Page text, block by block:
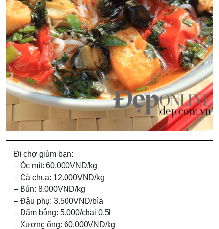
Đi chợ giùm bạn:
– Ốc mít: 60.000VND/kg
– Cà chua: 12.000VND/kg
– Bún: 8.000VND/kg
– Đậu phụ: 3.500VND/bìa
– Dấm bỗng: 5.000/chai 0,5l
– Xương ống: 60.000VND/kg